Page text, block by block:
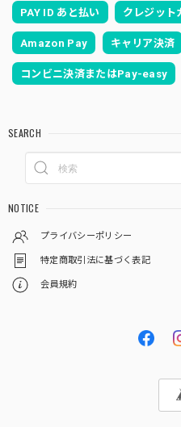
PAY ID あと払い クレジット
Amazon Pay キャリア決済
コンビニ決済またはPay-easy
SEARCH
NOTICE
プライバシーポリシー
特定商取引法に基づく表記
会員規約